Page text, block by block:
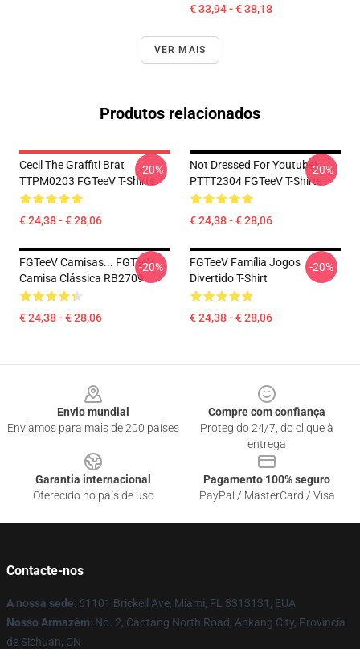
€ 33,94 - € 38,18
VER MAIS
Produtos relacionados
Cecil The Graffiti Brat
TTPM0203 FGTeeV T-Shirts
€ 24,38 - € 28,06
-20%
Not Dressed For Youtube!
PTTT2304 FGTeeV T-Shirts
€ 24,38 - € 28,06
-20%
FGTeeV Camisas... FGTeeV
Camisa Clássica RB2709
€ 24,38 - € 28,06
-20%
FGTeeV Família Jogos
Divertido T-Shirt
€ 24,38 - € 28,06
-20%
Envio mundial
Enviamos para mais de 200 países
Compre com confiança
Protegido 24/7, do clique à
entrega
Garantia internacional
Oferecido no país de uso
Pagamento 100% seguro
PayPal / MasterCard / Visa
Contacte-nos
A nossa sede: 61101 Brickell Ave, Miami, FL 3313131, EUA
Nosso Armazém: No. 2, Caotang North Road, Ankang City, Província
de Sichuan, CN